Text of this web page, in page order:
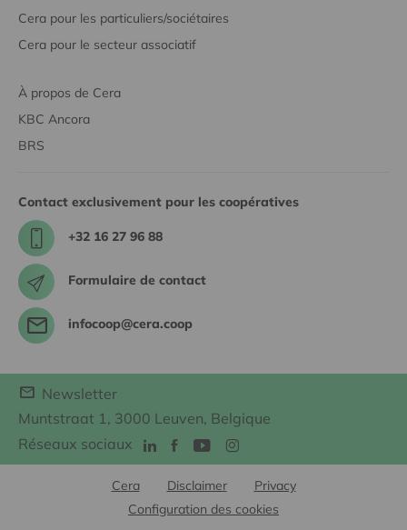
Cera pour les particuliers/sociétaires
Cera pour le secteur associatif
À propos de Cera
KBC Ancora
BRS
Contact exclusivement pour les coopératives
+32 16 27 96 88
Formulaire de contact
infocoop@cera.coop
Newsletter
Muntstraat 1, 3000 Leuven, Belgique
Réseaux sociaux
Cera Disclaimer
Privacy
Configuration des cookies